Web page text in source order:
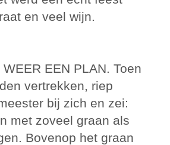
en veel wijn.
EEN PLAN. Toen
vertrekken, riep
bij zich en zei:
met zoveel graan als
Bovenop het graan